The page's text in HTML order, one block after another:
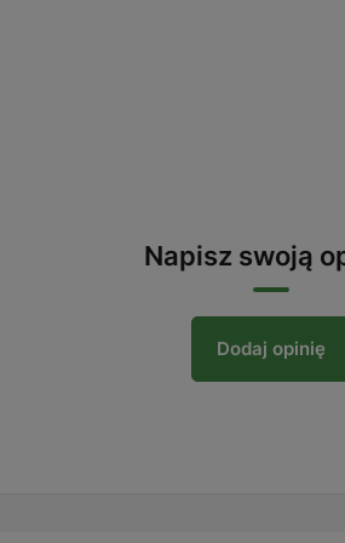
Napisz swoją
Dodaj opinię